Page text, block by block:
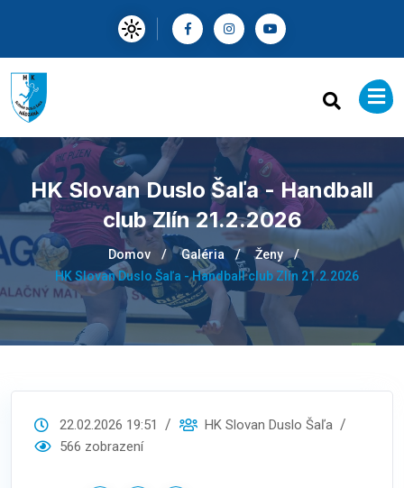
HK Slovan Duslo Šaľa - Handball
club Zlín 21.2.2026
Domov Galéria
Ženy
HK Slovan Duslo Šaľa - Handball club Zlín 21.2.2026
22.02.2026 19:51
HK Slovan Duslo Šaľa
566 zobrazení